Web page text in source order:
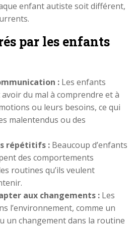
enfant autiste soit différent,
par les enfants
: Les enfants
du mal à comprendre et à
ou leurs besoins, ce qui
malentendus ou des
répétitifs : Beaucoup d’enfants
des comportements
routines qu’ils veulent
aux changements : Les
l’environnement, comme un
un changement dans la routine